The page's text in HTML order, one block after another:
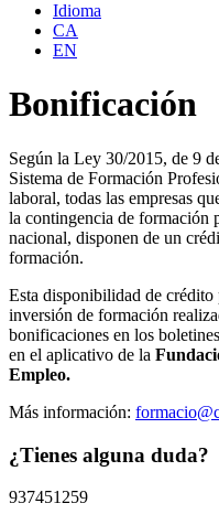
Idioma
CA
EN
Bonificación
Según la Ley 30/2015, de 9
Sistema de Formación
laboral, todas las empresas
la contingencia de formación
nacional, disponen de un
formación.
Esta disponibilidad de crédito
inversión de formación
bonificaciones en los
en el aplicativo de la
Empleo.
Más información:
¿Tienes alguna duda?
937451259